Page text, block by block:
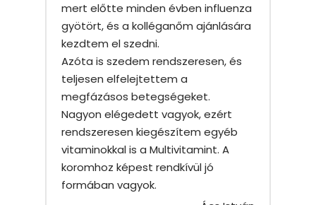
mert előtte minden évben influenza
gyötört, és a kolléganőm ajánlására
kezdtem el szedni.
Azóta is szedem rendszeresen, és
teljesen elfelejtettem a
megfázásos betegségeket.
Nagyon elégedett vagyok, ezért
rendszeresen kiegészítem egyéb
vitaminokkal is a Multivitamint. A
koromhoz képest rendkívül jó
formában vagyok.